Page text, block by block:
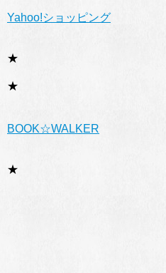
Yahoo!ショッピング
★
★
BOOK☆WALKER
★